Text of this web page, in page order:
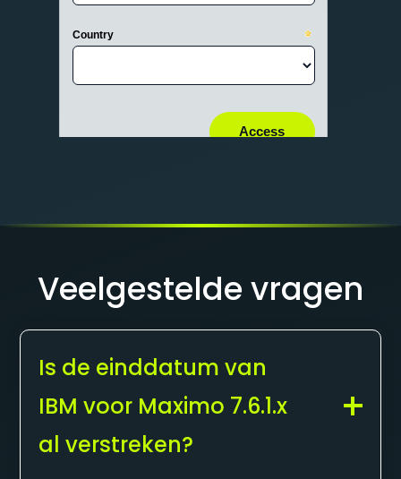
Veelgestelde vragen
Is de einddatum van
IBM voor Maximo 7.6.1.x
al verstreken?